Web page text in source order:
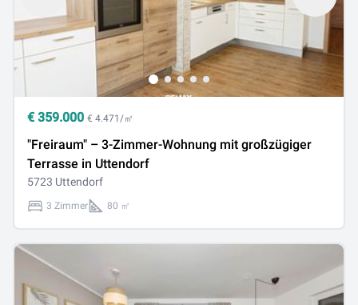
€ 359.000 € 4.471/㎡
"Freiraum" – 3-Zimmer-Wohnung mit großzügiger
Terrasse in Uttendorf
5723 Uttendorf
3 Zimmer 80 ㎡